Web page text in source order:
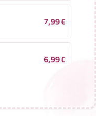
7,99€
6,99€